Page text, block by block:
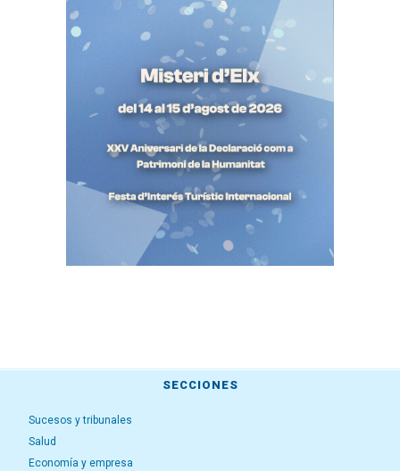
SECCIONES
Sucesos y tribunales
Salud
Economía y empresa